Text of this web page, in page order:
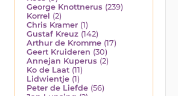
George Knottnerus (239)
Korrel (2)
Chris Kramer (1)
Gustaf Kreuz (142)
Arthur de Kromme (17)
Geert Kruideren (30)
Annejan Kuperus (2)
Ko de Laat (11)
Lidwientje (1)
Peter de Liefde (56)